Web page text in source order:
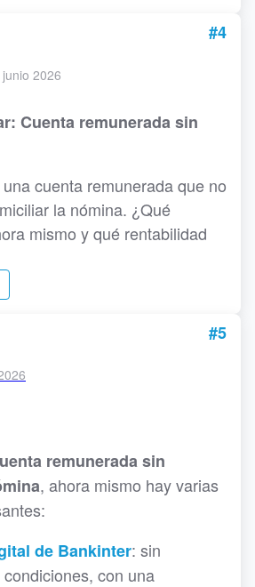
#4
2026
Cuenta remunerada sin
cuenta remunerada que no
la nómina. ¿Qué
mismo y qué rentabilidad
#5
remunerada sin
, ahora mismo hay varias
de Bankinter: sin
con una